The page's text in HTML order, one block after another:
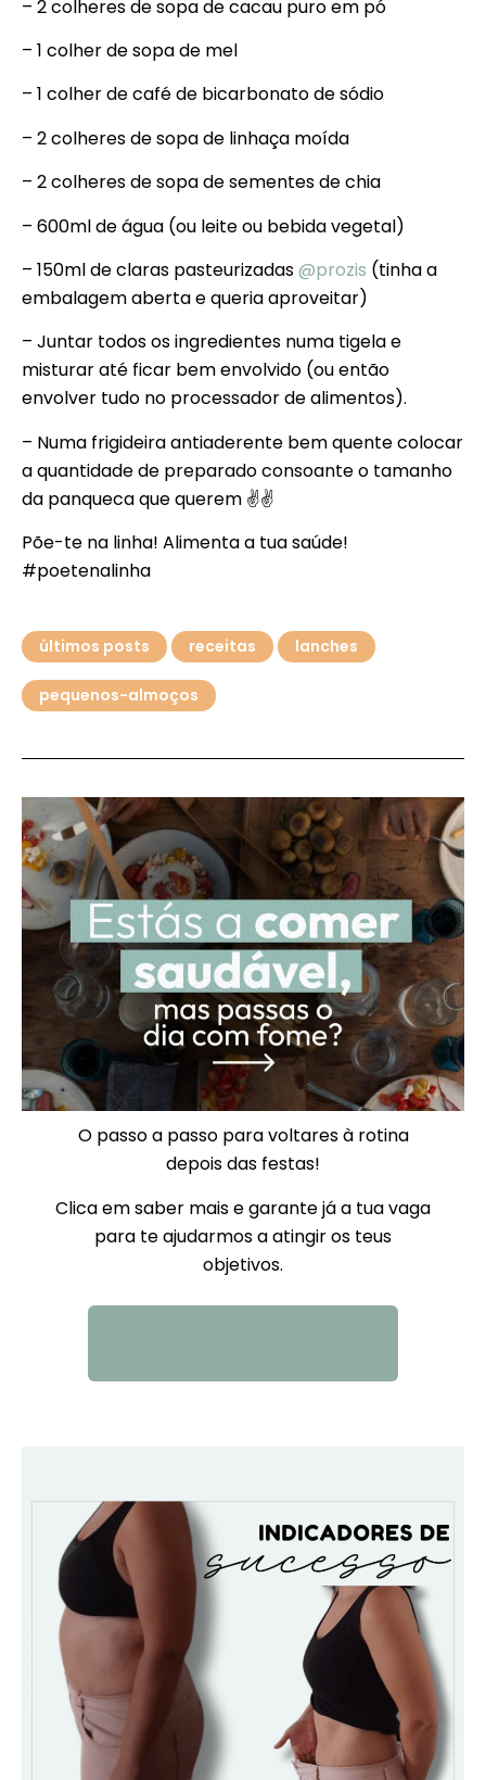
– 2 colheres de sopa de cacau puro em pó
– 1 colher de sopa de mel
– 1 colher de café de bicarbonato de sódio
– 2 colheres de sopa de linhaça moída
– 2 colheres de sopa de sementes de chia
– 600ml de água (ou leite ou bebida vegetal)
– 150ml de claras pasteurizadas@prozis (tinha a
embalagem aberta e queria aproveitar)
– Juntar todos os ingredientes numa tigela e
misturar até ficar bem envolvido (ou então
envolver tudo no processador de alimentos).
– Numa frigideira antiaderente bem quente colocar
a quantidade de preparado consoante o tamanho
da panqueca que querem ✌✌
Põe-te na linha! Alimenta a tua saúde!
#poetenalinha
últimos posts receitas lanches
pequenos-almoços
O passo a passo para voltares à rotina
depois das festas!
Clica em saber mais e garante já a tua vaga
para te ajudarmos a atingir os teus
objetivos.